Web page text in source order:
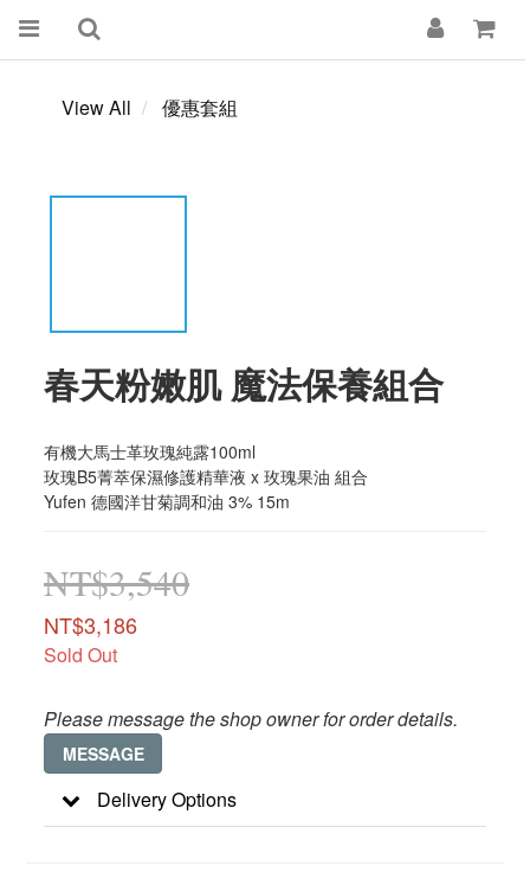
View All 優惠套組
春天粉嫩肌 魔法保養組合
有機大馬士革玫瑰純露100ml
玫瑰B5菁萃保濕修護精華液 x 玫瑰果油 組合
Yufen 德國洋甘菊調和油 3% 15m
NT$3,540
NT$3,186
Sold Out
Please message the shop owner for order details.
MESSAGE
Delivery Options